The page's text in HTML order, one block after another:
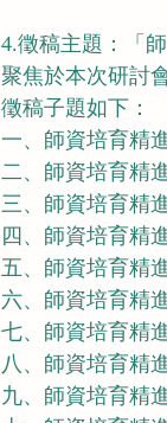
4.徵稿主題：「
聚焦於本次研討
徵稿子題如下：
一、師資培育精
二、師資培育精
三、師資培育精
四、師資培育精
五、師資培育精
六、師資培育精
七、師資培育精
八、師資培育精
九、師資培育精